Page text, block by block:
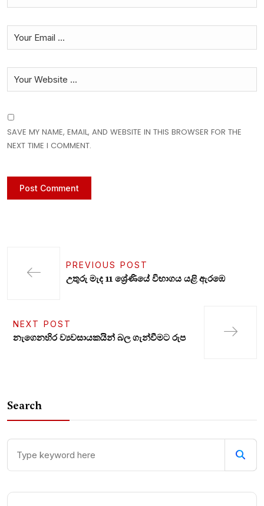
SAVE MY NAME, EMAIL, AND WEBSITE IN THIS BROWSER FOR THE
NEXT TIME I COMMENT.
PREVIOUS POST
උතුරු මැද 11 ශ්‍රේණියේ විභාගය යළි ඇරඹෙ
NEXT POST
නැගෙනහිර ව්‍යවසායකයින් බල ගැන්වීමට රුප
Search